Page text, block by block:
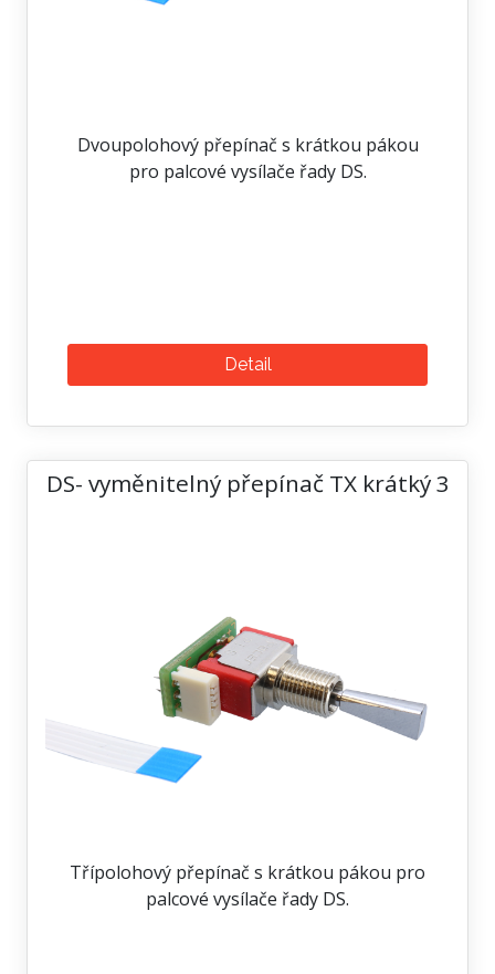
Dvoupolohový přepínač s krátkou pákou
pro palcové vysílače řady DS.
Detail
DS- vyměnitelný přepínač TX krátký 3
Třípolohový přepínač s krátkou pákou pro
palcové vysílače řady DS.